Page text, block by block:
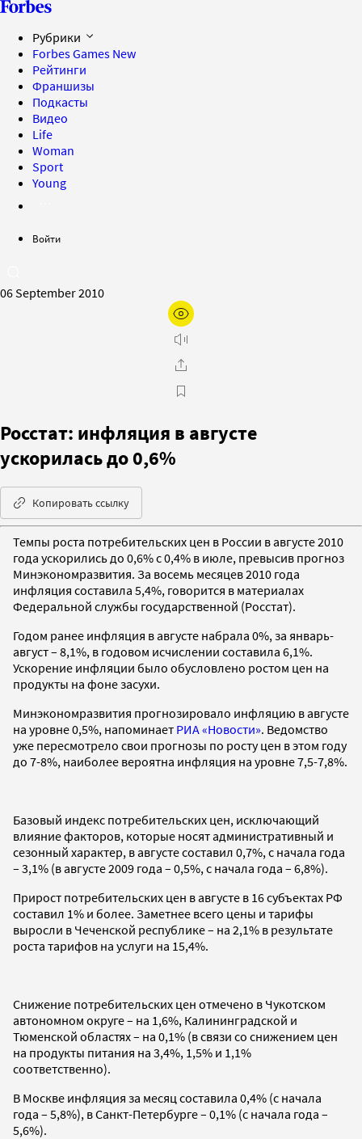
Рубрики
Forbes Games New
Рейтинги
Франшизы
Подкасты
Видео
Life
Woman
Sport
Young
Войти
06 September 2010
Росстат: инфляция в августе
ускорилась до 0,6%
Копировать ссылку
Темпы роста потребительских цен в России в августе 2010
года ускорились до 0,6% с 0,4% в июле, превысив прогноз
Минэкономразвития. За восемь месяцев 2010 года
инфляция составила 5,4%, говорится в материалах
Федеральной службы государственной (Росстат).
Годом ранее инфляция в августе набрала 0%, за январь-
август – 8,1%, в годовом исчислении составила 6,1%.
Ускорение инфляции было обусловлено ростом цен на
продукты на фоне засухи.
Минэкономразвития прогнозировало инфляцию в августе
на уровне 0,5%, напоминает РИА «Новости». Ведомство
уже пересмотрело свои прогнозы по росту цен в этом году
до 7-8%, наиболее вероятна инфляция на уровне 7,5-7,8%.
Базовый индекс потребительских цен, исключающий
влияние факторов, которые носят административный и
сезонный характер, в августе составил 0,7%, с начала года
– 3,1% (в августе 2009 года – 0,5%, с начала года – 6,8%).
Прирост потребительских цен в августе в 16 субъектах РФ
составил 1% и более. Заметнее всего цены и тарифы
выросли в Чеченской республике – на 2,1% в результате
роста тарифов на услуги на 15,4%.
Снижение потребительских цен отмечено в Чукотском
автономном округе – на 1,6%, Калининградской и
Тюменской областях – на 0,1% (в связи со снижением цен
на продукты питания на 3,4%, 1,5% и 1,1%
соответственно).
В Москве инфляция за месяц составила 0,4% (с начала
года – 5,8%), в Санкт-Петербурге – 0,1% (с начала года –
5,6%).